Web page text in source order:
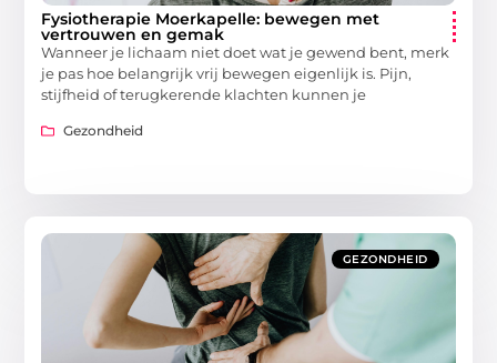
Fysiotherapie Moerkapelle: bewegen met
vertrouwen en gemak
Wanneer je lichaam niet doet wat je gewend bent, merk
je pas hoe belangrijk vrij bewegen eigenlijk is. Pijn,
stijfheid of terugkerende klachten kunnen je
Gezondheid
GEZONDHEID